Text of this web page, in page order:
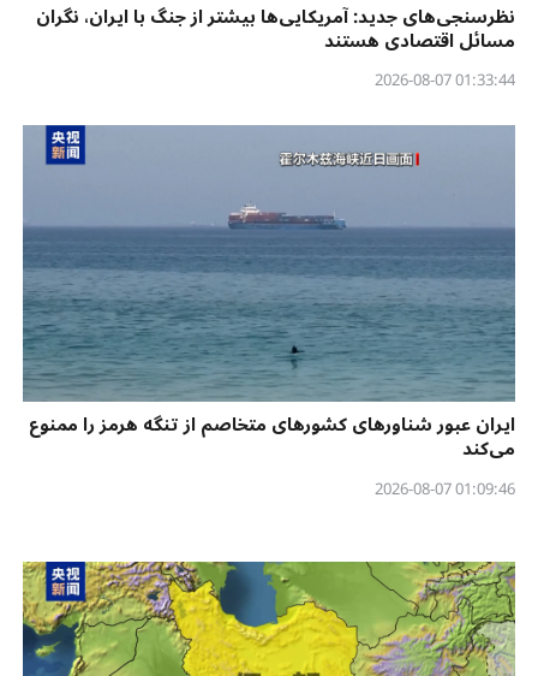
نظرسنجی‌‌های جدید: آمریکایی‌ها بیشتر از جنگ با ایران، نگران
مسائل اقتصادی هستند
01:33:44 2026-08-07
ایران عبور شناورهای کشورهای متخاصم از تنگه هرمز را ممنوع
می‌کند
01:09:46 2026-08-07